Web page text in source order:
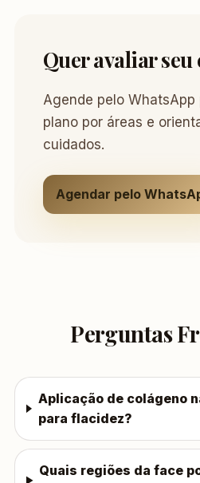
Quer avaliar seu
Agende pelo
plano por áreas e
cuidados.
Agendar pelo
Perguntas
Aplicação de colágeno
para flacidez?
Quais regiões da face